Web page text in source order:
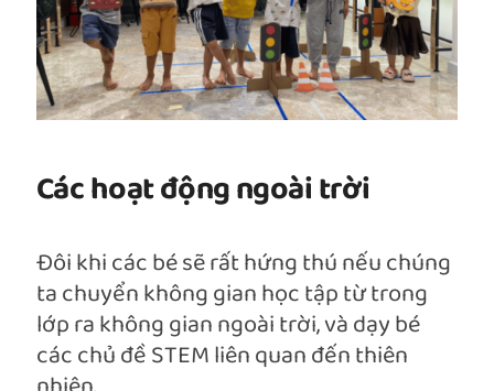
Các hoạt động ngoài trời
Đôi khi các bé sẽ rất hứng thú nếu chúng
ta chuyển không gian học tập từ trong
lớp ra không gian ngoài trời, và dạy bé
các chủ đề STEM liên quan đến thiên